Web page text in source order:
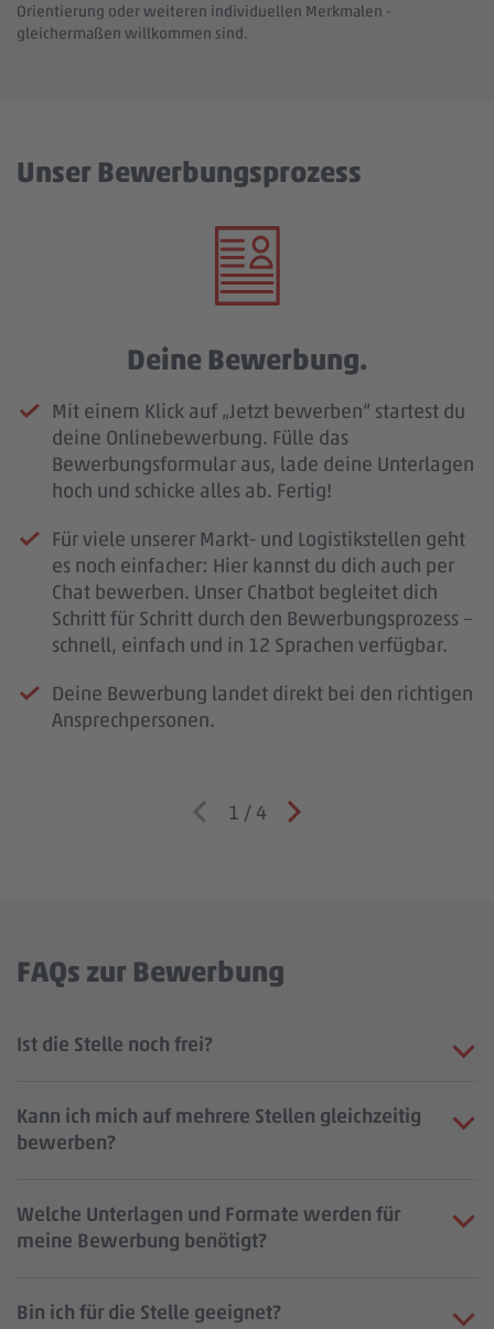
Orientierung oder weiteren individuellen Merkmalen -
gleichermaßen willkommen sind.
Unser Bewerbungsprozess
Deine Bewerbung.
Mit einem Klick auf „Jetzt bewerben“ startest du
deine Onlinebewerbung. Fülle das
Bewerbungsformular aus, lade deine Unterlagen
hoch und schicke alles ab. Fertig!
Für viele unserer Markt- und Logistikstellen geht
es noch einfacher: Hier kannst du dich auch per
Chat bewerben. Unser Chatbot begleitet dich
Schritt für Schritt durch den Bewerbungsprozess –
schnell, einfach und in 12 Sprachen verfügbar.
Deine Bewerbung landet direkt bei den richtigen
Ansprechpersonen.
1 / 4
FAQs zur Bewerbung
Ist die Stelle noch frei?
Kann ich mich auf mehrere Stellen gleichzeitig
bewerben?
Welche Unterlagen und Formate werden für
meine Bewerbung benötigt?
Bin ich für die Stelle geeignet?